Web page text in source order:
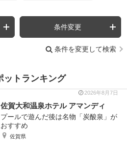
条件変更
条件を変更して検索
ットランキング
2026年8月7日
佐賀大和温泉ホテル アマンディ
プールで遊んだ後は名物「炭酸泉」が
おすすめ
佐賀県